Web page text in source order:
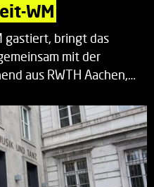
WM
gastiert, bringt das
mit der
aus RWTH Aachen,…